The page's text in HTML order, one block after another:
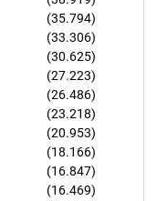
(35.794)
(33.306)
(30.625)
(27.223)
(26.486)
(23.218)
(20.953)
(18.166)
(16.847)
(16.469)